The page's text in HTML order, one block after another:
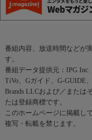
番組内容、放送時間などが
す。
番組データ提供元：IPG Inc.
TiVo、Gガイド、G-GUIDE
Brands LLCおよび／または
たは登録商標です。
このホームページに掲載し
複写・転載を禁じます。